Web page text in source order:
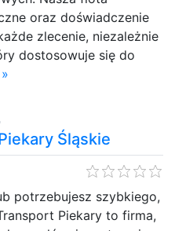
oraz doświadczenie
zlecenie, niezależnie
dostosowuje się do
Śląskie
potrzebujesz szybkiego,
Piekary to firma,